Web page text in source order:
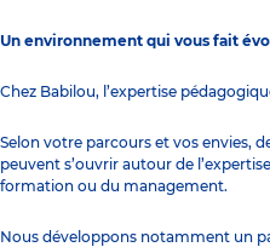
Un environnement qui vous fait
Chez Babilou, l’expertise
Selon votre parcours et vos envies,
peuvent s’ouvrir autour de
formation ou du management.
Nous développons notamment un